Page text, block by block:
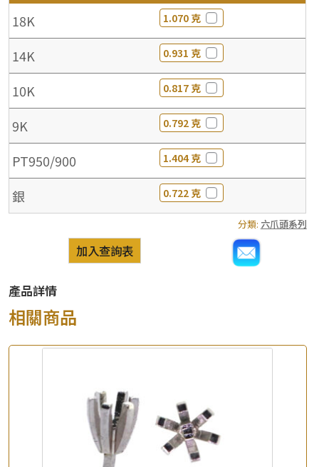
18K 1.070 克
14K 0.931 克
10K 0.817 克
9K 0.792 克
PT950/900 1.404 克
銀 0.722 克
分類: 六爪頭系列
加入查詢表
產品詳情
相關商品